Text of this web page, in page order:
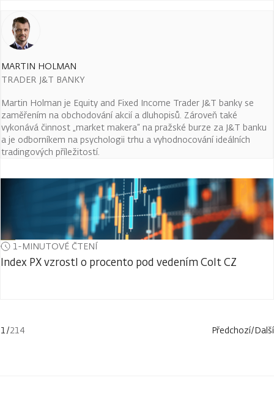
MARTIN HOLMAN
TRADER J&T BANKY
Martin Holman je Equity and Fixed Income Trader J&T banky se
zaměřením na obchodování akcií a dluhopisů. Zároveň také
vykonává činnost „market makera“ na pražské burze za J&T banku
a je odborníkem na psychologii trhu a vyhodnocování ideálních
tradingových příležitostí.
1-MINUTOVÉ ČTENÍ
Index PX vzrostl o procento pod vedením Colt CZ
1/214 Předchozí/Další